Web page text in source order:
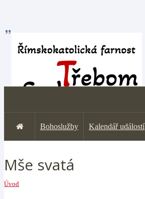
Bohoslužby Kalendář událostí
Mše svatá
Úvod